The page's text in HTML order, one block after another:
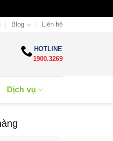
Blog Liên hệ
HOTLINE
1900.3269
Dịch vụ